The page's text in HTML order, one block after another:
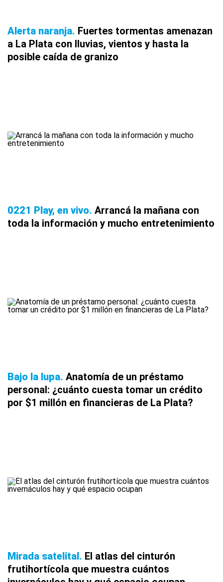
Alerta naranja Fuertes tormentas amenazan
a La Plata con lluvias, vientos y hasta la
posible caída de granizo
0221 Play, en vivo Arrancá la mañana con
toda la información y mucho entretenimiento
Bajo la lupa Anatomía de un préstamo
personal: ¿cuánto cuesta tomar un crédito
por $1 millón en financieras de La Plata?
Mirada satelital El atlas del cinturón
frutihortícola que muestra cuántos